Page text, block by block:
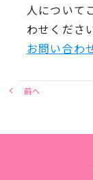
人について
わせくださ
お問い合わ
前へ